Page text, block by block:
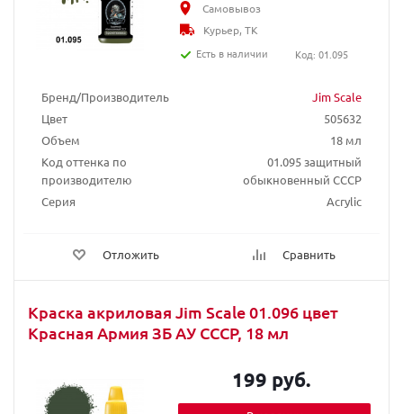
Бренд/Производитель
Jim Scale
Цвет
505632
Объем
18 мл
Код оттенка по
производителю
01.095 защитный
обыкновенный СССР
Серия
Acrylic
Отложить Сравнить
Самовывоз
Курьер, ТК
Есть в наличии
Код: 01.095
Краска акриловая Jim Scale 01.096 цвет
Красная Армия ЗБ АУ СССР, 18 мл
199 руб.